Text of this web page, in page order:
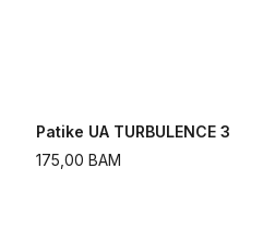
Patike UA TURBULENCE 3
175,00 BAM